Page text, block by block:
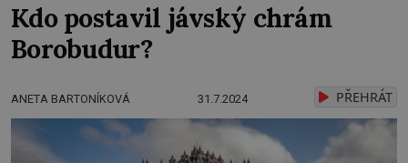
Kdo postavil jávský chrám
Borobudur?
ANETA BARTONÍKOVÁ 31.7.2024 PŘEHRÁT